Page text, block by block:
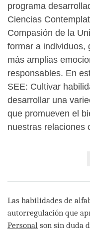
programa
Ciencias
Compasión de la
formar a individuos,
más amplias
responsables. En
SEE: Cultivar
desarrollar una
que promueven el
nuestras relaciones
Las habilidades de
autorregulación que
Personal son sin duda